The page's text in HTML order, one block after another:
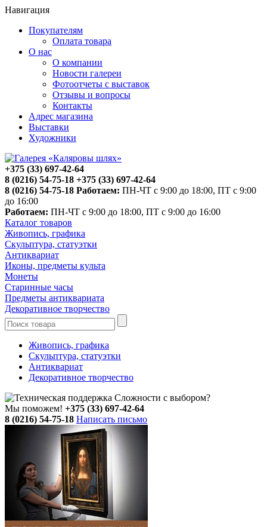
Навигация
Покупателям
Оплата товара
О нас
О компании
Новости галереи
Фотоотчеты с выставок
Отзывы и вопросы
Контакты
Адрес магазина
Выставки
Художники
+375 (33) 697-42-64
8 (0216) 54-75-18 +375 (33) 697-42-64
8 (0216) 54-75-18 Работаем: ПН-ЧТ с 9:00 до 18:00, ПТ с 9:00
до 16:00
Работаем: ПН-ЧТ с 9:00 до 18:00, ПТ с 9:00 до 16:00
Каталог товаров
Живопись, графика
Скульптура, статуэтки
Антиквариат
Иконы, предметы культа
Монеты
Старинные часы
Предметы антиквариата
Декоративное творчество
Живопись, графика
Скульптура, статуэтки
Антиквариат
Декоративное творчество
Сложности с выбором?
Мы поможем! +375 (33) 697-42-64
8 (0216) 54-75-18 Написать письмо